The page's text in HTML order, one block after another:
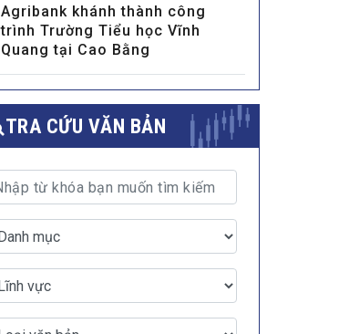
Agribank khánh thành công
trình Trường Tiểu học Vĩnh
Quang tại Cao Bằng
TRA CỨU VĂN BẢN